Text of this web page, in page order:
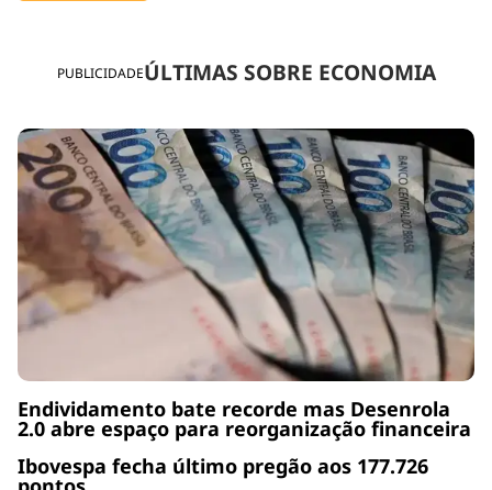
PUBLICIDADEÚLTIMAS SOBRE ECONOMIA
Endividamento bate recorde mas Desenrola
2.0 abre espaço para reorganização financeira
Ibovespa fecha último pregão aos 177.726